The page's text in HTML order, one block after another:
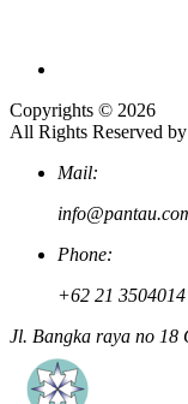
Copyrights © 2026
All Rights Reserved
Mail:
Phone:
+62 21 3504014
Jl. Bangka raya no 18